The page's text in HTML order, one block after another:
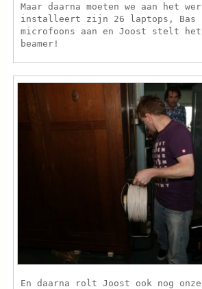
Maar daarna moeten we aan het
installeert zijn 26 laptops, Bas
microfoons aan en Joost stelt
beamer!
En daarna rolt Joost ook nog onze